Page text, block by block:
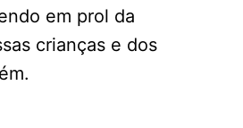
em prol da
crianças e dos